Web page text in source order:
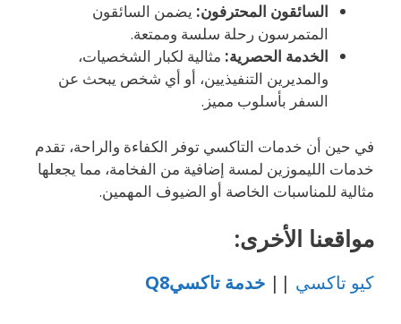
السائقون المحترفون: يضمن السائقون
المتمرسون رحلة سلسة وممتعة.
الخدمة الحصرية: مثالية لكبار الشخصيات،
والمديرين التنفيذيين، أو أي شخص يبحث عن
السفر بأسلوب مميز.
في حين أن خدمات التاكسي توفر الكفاءة والراحة، تقدم
خدمات الليموزين لمسة إضافية من الفخامة، مما يجعلها
مثالية للمناسبات الخاصة أو الضيوف المهمين.
مواقعنا الأخرى:
كيو تاكسي || خدمة تاكسيQ8